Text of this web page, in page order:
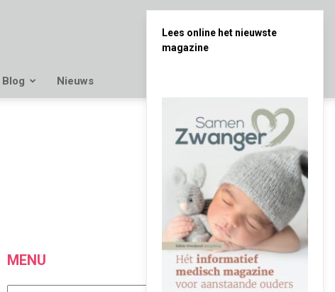
Blog Nieuws
LAATSTE
MENU
Menu
Lees online het nieuwste
magazine